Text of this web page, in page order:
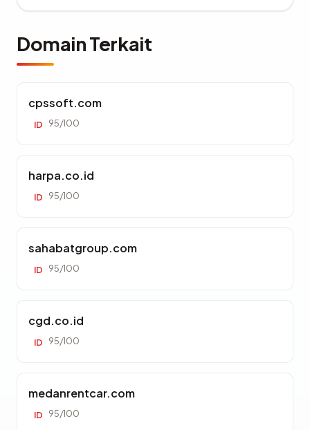
Domain Terkait
cpssoft.com
ID 95/100
harpa.co.id
ID 95/100
sahabatgroup.com
ID 95/100
cgd.co.id
ID 95/100
medanrentcar.com
ID 95/100